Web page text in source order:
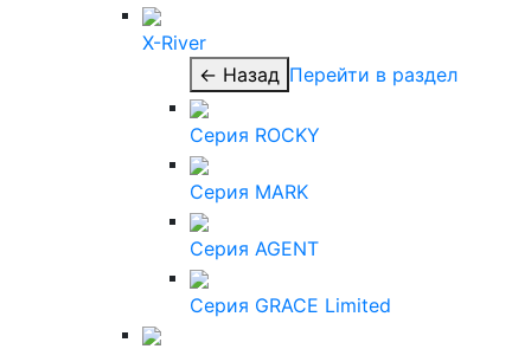
X-River
← Назад Перейти в раздел
Серия ROCKY
Серия MARK
Серия AGENT
Серия GRACE Limited